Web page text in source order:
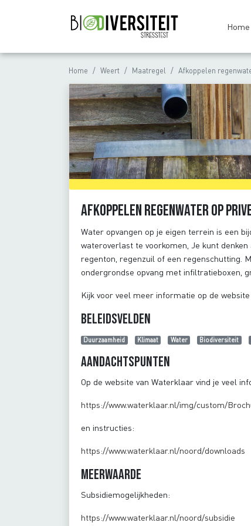
Home
Home Weert Maatregel Afkoppelen
Afkoppelen regenwater op
Water opvangen op je eigen terrein is een
wateroverlast te voorkomen, Je kunt
regenton, regenzuil of een regenschutting.
ondergrondse opvang met infiltratieboxen,
Kijk voor veel meer informatie op de website
Beleidsvelden
Duurzaamheid Klimaat Water Biodiversiteit
Aandachtspunten
Op de website van Waterklaar vind je veel
https://www.waterklaar.nl/img/custom/
en instructies:
https://www.waterklaar.nl/noord/downloads
Meerwaarde
Subsidiemogelijkheden:
https://www.waterklaar.nl/noord/subsidie